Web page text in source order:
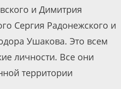
и Димитрия
Сергия Радонежского и
Ушакова. Это всем
личности. Все они
территории